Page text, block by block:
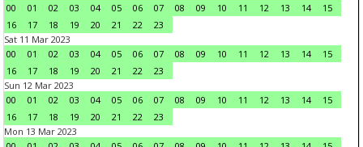
00
01 02 03 04 05 06 07 08 09 10 11 12 13 14
15
16
17 18 19 20 21 22
23
Sat 11 Mar 2023
00
01 02 03 04 05 06 07 08 09 10 11 12 13 14
15
16
17 18 19 20 21 22
23
Sun 12 Mar 2023
00
01 02 03 04 05 06 07 08 09 10 11 12 13 14
15
16
17 18 19 20 21 22
23
Mon 13 Mar 2023